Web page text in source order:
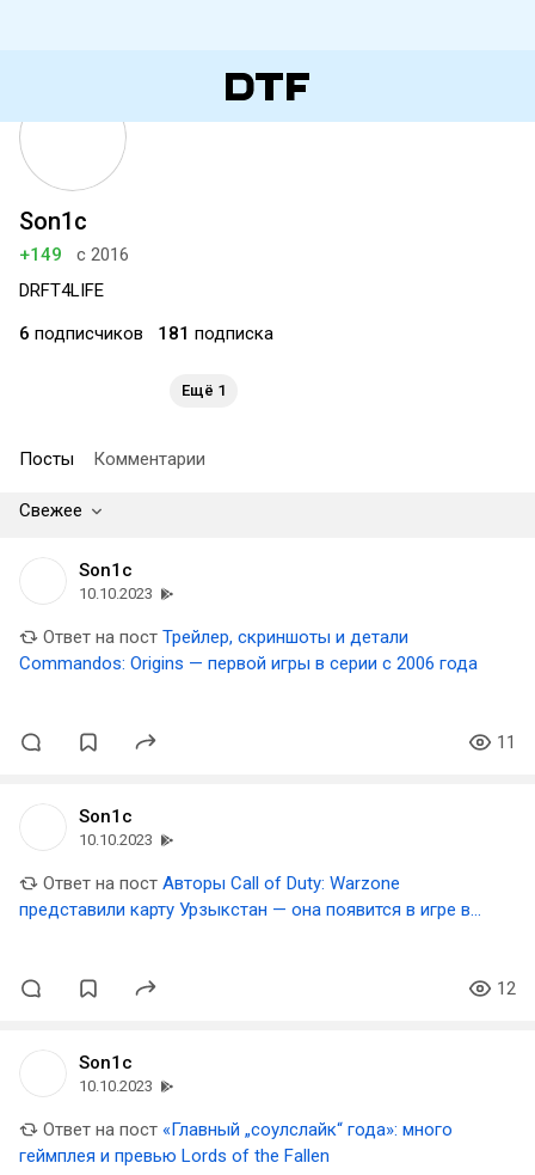
Son1c
+149
с 2016
DRFT4LIFE
6 подписчиков 181 подписка
Ещё 1
Посты Комментарии
Свежее
Son1c
10.10.2023
Ответ на пост Трейлер, скриншоты и детали
Commandos: Origins — первой игры в серии с 2006 года
11
Son1c
10.10.2023
Ответ на пост Авторы Call of Duty: Warzone
представили карту Урзыкстан — она появится в игре в
12
Son1c
10.10.2023
Ответ на пост «Главный „соулслайк“ года»: много
геймплея и превью Lords of the Fallen